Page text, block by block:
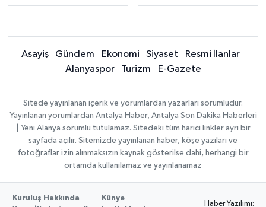
Asayiş Gündem Ekonomi Siyaset
Resmi İlanlar
Alanyaspor
Turizm E-Gazete
Sitede yayınlanan içerik ve yorumlardan yazarları sorumludur.
Yayınlanan yorumlardan Antalya Haber, Antalya Son Dakika Haberleri
| Yeni Alanya sorumlu tutulamaz. Sitedeki tüm harici linkler ayrı bir
sayfada açılır. Sitemizde yayınlanan haber, köşe yazıları ve
fotoğraflar izin alınmaksızın kaynak gösterilse dahi, herhangi bir
ortamda kullanılamaz ve yayınlanamaz
Kuruluş Hakkında
Künye
Haber Yazılımı: